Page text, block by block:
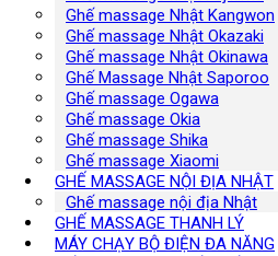
Ghế massage Nhật Kangwon
Ghế massage Nhật Okazaki
Ghế massage Nhật Okinawa
Ghế Massage Nhật Saporoo
Ghế massage Ogawa
Ghế massage Okia
Ghế massage Shika
Ghế massage Xiaomi
GHẾ MASSAGE NỘI ĐỊA NHẬT
Ghế massage nội địa Nhật
GHẾ MASSAGE THANH LÝ
MÁY CHẠY BỘ ĐIỆN ĐA NĂNG